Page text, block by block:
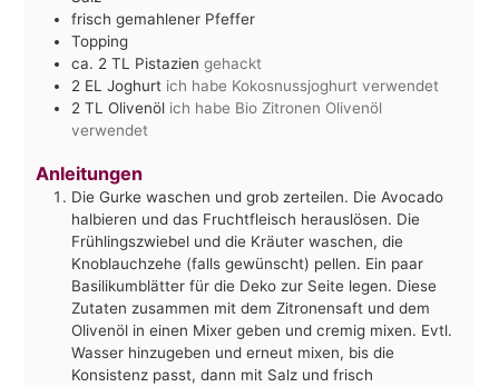
frisch gemahlener Pfeffer
Topping
ca. 2 TL Pistazien gehackt
2 EL Joghurt ich habe Kokosnussjoghurt verwendet
2 TL Olivenöl ich habe Bio Zitronen Olivenöl
verwendet
Anleitungen
Die Gurke waschen und grob zerteilen. Die Avocado
halbieren und das Fruchtfleisch herauslösen. Die
Frühlingszwiebel und die Kräuter waschen, die
Knoblauchzehe (falls gewünscht) pellen. Ein paar
Basilikumblätter für die Deko zur Seite legen. Diese
Zutaten zusammen mit dem Zitronensaft und dem
Olivenöl in einen Mixer geben und cremig mixen. Evtl.
Wasser hinzugeben und erneut mixen, bis die
Konsistenz passt, dann mit Salz und frisch